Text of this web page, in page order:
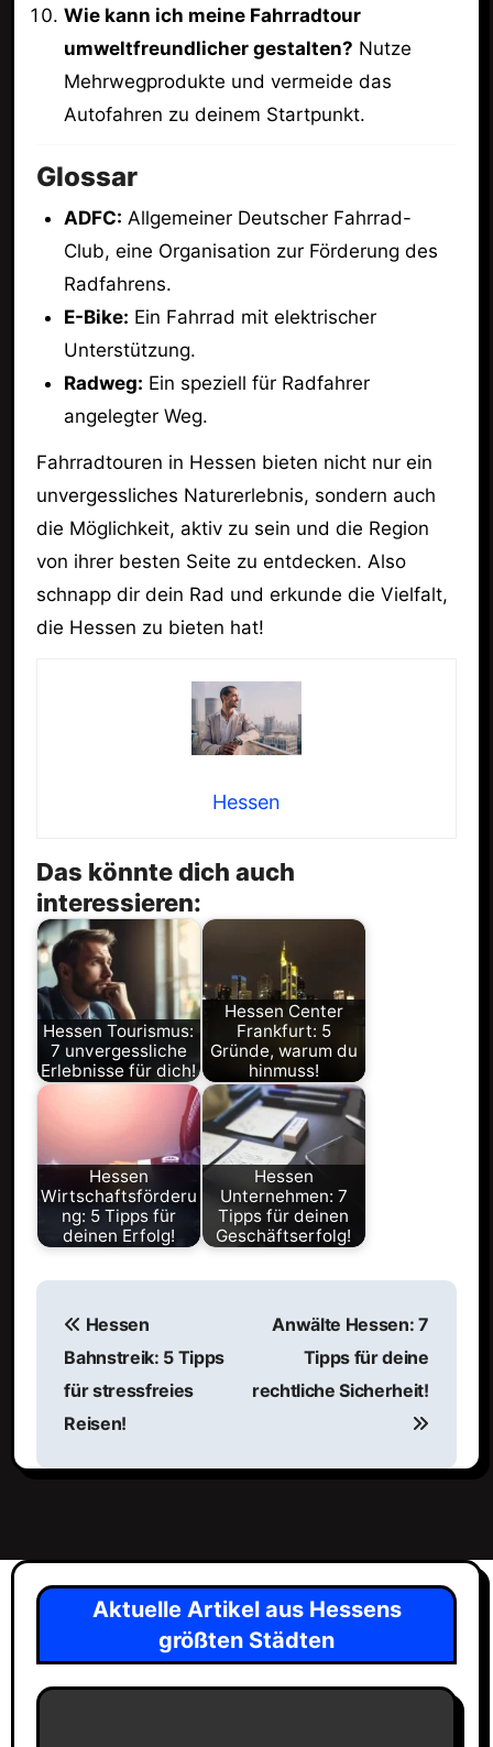
Wie kann ich meine Fahrradtour
umweltfreundlicher gestalten? Nutze
Mehrwegprodukte und vermeide das
Autofahren zu deinem Startpunkt.
Glossar
ADFC: Allgemeiner Deutscher Fahrrad-
Club, eine Organisation zur Förderung des
Radfahrens.
E-Bike: Ein Fahrrad mit elektrischer
Unterstützung.
Radweg: Ein speziell für Radfahrer
angelegter Weg.
Fahrradtouren in Hessen bieten nicht nur ein
unvergessliches Naturerlebnis, sondern auch
die Möglichkeit, aktiv zu sein und die Region
von ihrer besten Seite zu entdecken. Also
schnapp dir dein Rad und erkunde die Vielfalt,
die Hessen zu bieten hat!
Hessen
Das könnte dich auch
interessieren:
Hessen Tourismus:
7 unvergessliche
Erlebnisse für dich!
Hessen Center
Frankfurt: 5
Gründe, warum du
hinmuss!
Hessen
Wirtschaftsförderu
ng: 5 Tipps für
deinen Erfolg!
Hessen
Unternehmen: 7
Tipps für deinen
Geschäftserfolg!
B
a
n
a
i
g
Hessen
Bahnstreik: 5 Tipps
für stressfreies
Reisen!
Anwälte Hessen: 7
Tipps für deine
rechtliche Sicherheit!
Aktuelle Artikel aus Hessens
größten Städten